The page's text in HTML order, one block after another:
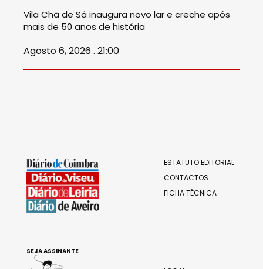
Vila Chã de Sá inaugura novo lar e creche após
mais de 50 anos de história
Agosto 6, 2026 . 21:00
ESTATUTO EDITORIAL
CONTACTOS
FICHA TÉCNICA
SEJA ASSINANTE